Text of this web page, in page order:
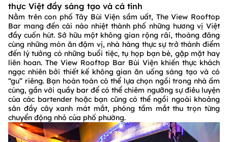
thực Việt đầy sáng tạo và cá tính
Nằm trên con phố Tây Bùi Viện sầm uất, The View Rooftop
Bar mang đến cái náo nhiệt thành phố những hương vị Việt
đầy cuốn hút. Sở hữu một không gian rộng rãi, thoáng đãng
cùng những món ăn đậm vị, nhà hàng thực sự trở thành điểm
đến lý tưởng có những buổi tiệc, tụ họp bạn bè, gặp mặt hay
liên hoan. The View Rooftop Bar Bùi Viện khiến thực khách
ngạc nhiên bởi thiết kế không gian ăn uống sáng tạo và có
“gu” riêng. Bạn hoàn toàn có thể lựa chọn ngồi trong nhà ấm
cúng, gần với quầy bar để có thể chiêm ngưỡng sự điêu luyện
của các bartender hoặc bạn cũng có thể ngồi ngoài khoảng
sân đầy cây xanh mát mắt, phóng tầm mắt thu trọn từng
chuyển động nhỏ của phố phường.